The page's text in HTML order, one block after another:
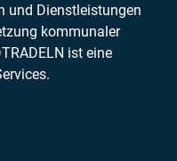
und Dienstleistungen
kommunaler
ist eine